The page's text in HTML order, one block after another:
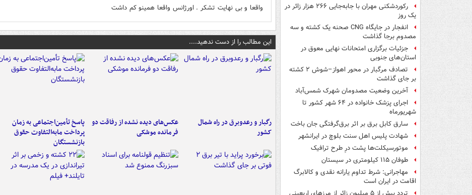
رکوردشکنی مهران با جابه‌جایی ۲۶۶ هزار زائر در
یک روز
انفجار در جایگاه CNG صحنه یک کشته و سه
مصدوم برجا گذاشت
جزئیات برگزاری امتحانات نهایی معوق در
استان‌های جنوبی
تصادف مرگبار در محور اهواز–شوش ۲ کشته
بر جای گذاشت
آخرین وضعیت مصدومان شهرک شمس‌آباد
اجرای پزشک خانواده در ۶۴ شهر کشور تا
شهریورماه
سارق کابل برق بر اثر برق‌گرفتگی جان باخت
شهادت پلیس اهل سنت بلوچ در ایرانشهر
موتورسیکلت‌ها پشت درِ طرح ترافیک
طوفان ۱۱۵ کیلومتری در سیستان
مهاجرانی: شرط تداوم یارانه نقدی و کالابرگ
اقامت در ایران است
واقعا و بی نهایت تشکر . اورژانس واقعا همینو کم داشت
این مطالب را از دست ندهید....
رگبار و رعدوبرق در راه شمال
کشور
عکس‌های دیده نشده از رفاقت دو
فرمانده‌ موشکی
پاسخ تأمین‌اجتماعی به زمان
پرداخت مابه‌التفاوت حقوق
بازنشستگان